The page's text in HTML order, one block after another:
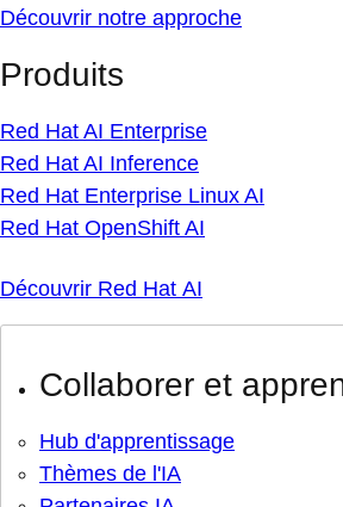
Découvrir notre approche
Produits
Red Hat AI Enterprise
Red Hat AI Inference
Red Hat Enterprise Linux AI
Red Hat OpenShift AI
Découvrir Red Hat AI
Collaborer et
Hub d'apprentissage
Thèmes de l'IA